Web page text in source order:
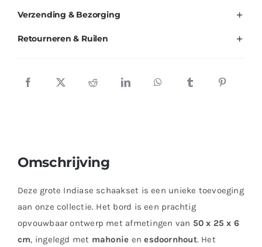
Verzending & Bezorging
Retourneren & Ruilen
Omschrijving
Deze grote Indiase schaakset is een unieke toevoeging
aan onze collectie. Het bord is een prachtig
opvouwbaar ontwerp met afmetingen van 50 x 25 x 6
cm, ingelegd met mahonie enesdoornhout. Het